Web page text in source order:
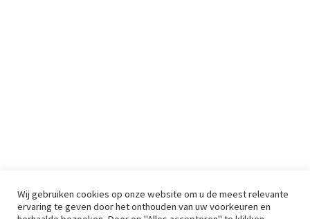
Wij gebruiken cookies op onze website om u de meest relevante
ervaring te geven door het onthouden van uw voorkeuren en